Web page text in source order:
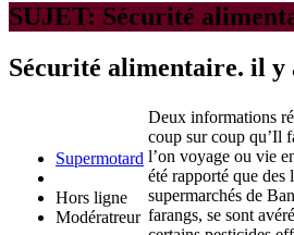
SUJET: Sécurité
Sécurité alimentaire. il y
Supermotard
Hors ligne
Modératreur
Deux informations
coup sur coup qu’Il
l’on voyage ou vie
été rapporté que des
supermarchés de
farangs, se sont